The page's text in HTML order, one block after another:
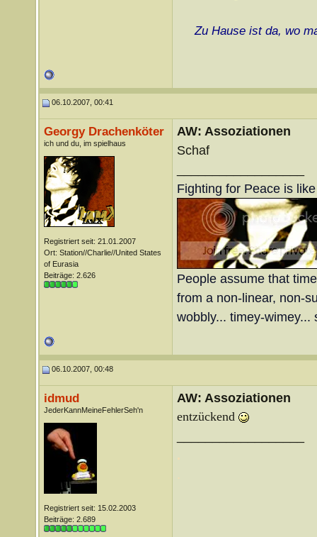
Zu Hause ist da, wo
06.10.2007, 00:41
Georgy Drachenköter
ich und du, im spielhaus
Registriert seit: 21.01.2007
Ort: Station//Charlie//United States
of Eurasia
Beiträge: 2.626
AW: Assoziationen
Schaf
Fighting for Peace is
People assume that
from a non-linear, non-
wobbly... timey-wimey...
06.10.2007, 00:48
idmud
JederKannMeineFehlerSeh'n
Registriert seit: 15.02.2003
Beiträge: 2.689
AW: Assoziationen
entzückend